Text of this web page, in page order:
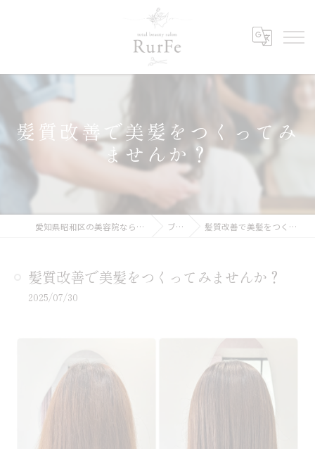
髪質改善で美髪をつくってみ
ませんか？
愛知県昭和区の美容院ならRurFe【ルルフェ】 ブログ 髪質改善で美髪をつくってみませんか？
髪質改善で美髪をつくってみませんか？
2025/07/30